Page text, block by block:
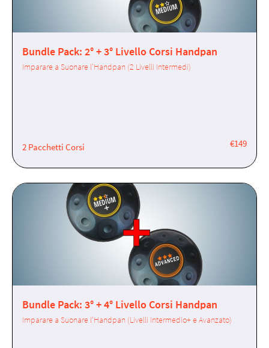
Bundle Pack: 2° + 3° Livello Corsi Handpan
Imparare a Suonare l'Handpan (2 Livelli Intermedi)
2 Pacchetti Corsi €149
Bundle Pack: 3° + 4° Livello Corsi Handpan
Imparare a Suonare l'Handpan (Livelli Intermedio+ e Avanzato)